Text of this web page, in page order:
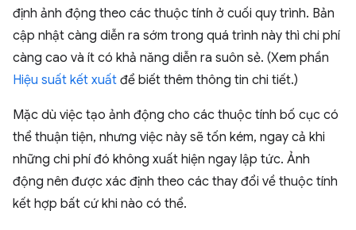
định ảnh động theo các thuộc tính ở cuối quy trình. Bản
cập nhật càng diễn ra sớm trong quá trình này thì chi phí
càng cao và ít có khả năng diễn ra suôn sẻ. (Xem phần
Hiệu suất kết xuất để biết thêm thông tin chi tiết.)
Mặc dù việc tạo ảnh động cho các thuộc tính bố cục có
thể thuận tiện, nhưng việc này sẽ tốn kém, ngay cả khi
những chi phí đó không xuất hiện ngay lập tức. Ảnh
động nên được xác định theo các thay đổi về thuộc tính
kết hợp bất cứ khi nào có thể.